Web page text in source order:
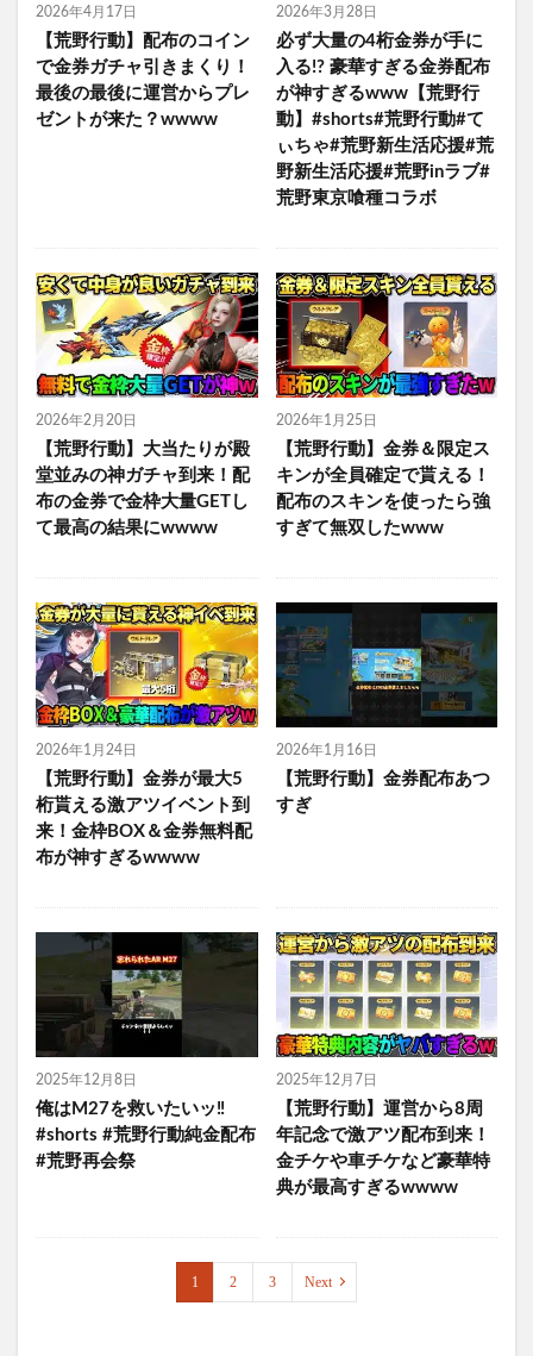
2026年4月17日
【荒野行動】配布のコイン
で金券ガチャ引きまくり！
最後の最後に運営からプレ
ゼントが来た？wwww
2026年3月28日
必ず大量の4桁金券が手に
入る!? 豪華すぎる金券配布
が神すぎるwww【荒野行
動】#shorts#荒野行動#て
ぃちゃ#荒野新生活応援#荒
野新生活応援#荒野inラブ#
荒野東京喰種コラボ
2026年2月20日
【荒野行動】大当たりが殿
堂並みの神ガチャ到来！配
布の金券で金枠大量GETし
て最高の結果にwwww
2026年1月25日
【荒野行動】金券＆限定ス
キンが全員確定で貰える！
配布のスキンを使ったら強
すぎて無双したwww
2026年1月24日
【荒野行動】金券が最大5
桁貰える激アツイベント到
来！金枠BOX＆金券無料配
布が神すぎるwwww
2026年1月16日
【荒野行動】金券配布あつ
すぎ
2025年12月8日
俺はM27を救いたいッ‼️
#shorts #荒野行動純金配布
#荒野再会祭
2025年12月7日
【荒野行動】運営から8周
年記念で激アツ配布到来！
金チケや車チケなど豪華特
典が最高すぎるwwww
1 2 3 Next